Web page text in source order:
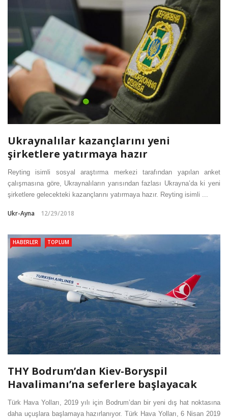
Ukraynalılar kazançlarını yeni
şirketlere yatırmaya hazır
Reyting isimli sosyal araştırma merkezi tarafından yapılan anket
çalışmasına göre, Ukraynalıların yarısından fazlası Ukrayna’da ki yeni
şirketlere gelecekteki kazançlarını yatırmaya hazır. Reyting isimli ...
Ukr-Ayna 12/29/2018
HABERLER TOPLUM
THY Bodrum’dan Kiev-Boryspil
Havalimanı’na seferlere başlayacak
Türk Hava Yolları, 2019 yılı için Bodrum’dan bir yeni dış hat noktasına
daha uçuşlara başlamaya hazırlanıyor. Türk Hava Yolları, 6 Nisan 2019